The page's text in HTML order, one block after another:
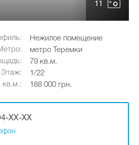
11
Нежилое помещение
метро Теремки
79 кв.м.
Этаж:
1/22
кв.м.:
188 000 грн.
XX-XX